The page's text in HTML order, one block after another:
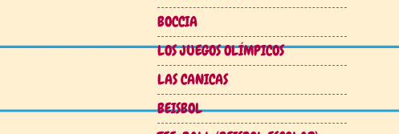
BOCCIA
LOS JUEGOS OLÍMPICOS
LAS CANICAS
BEISBOL